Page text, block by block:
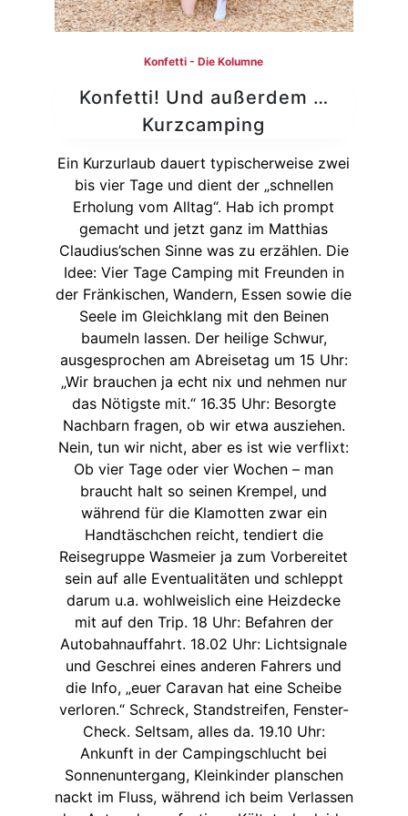
Konfetti - Die Kolumne
Konfetti! Und außerdem …
Kurzcamping
Ein Kurzurlaub dauert typischerweise zwei
bis vier Tage und dient der „schnellen
Erholung vom Alltag“. Hab ich prompt
gemacht und jetzt ganz im Matthias
Claudius’schen Sinne was zu erzählen. Die
Idee: Vier Tage Camping mit Freunden in
der Fränkischen, Wandern, Essen sowie die
Seele im Gleichklang mit den Beinen
baumeln lassen. Der heilige Schwur,
ausgesprochen am Abreisetag um 15 Uhr:
„Wir brauchen ja echt nix und nehmen nur
das Nötigste mit.“ 16.35 Uhr: Besorgte
Nachbarn fragen, ob wir etwa ausziehen.
Nein, tun wir nicht, aber es ist wie verflixt:
Ob vier Tage oder vier Wochen – man
braucht halt so seinen Krempel, und
während für die Klamotten zwar ein
Handtäschchen reicht, tendiert die
Reisegruppe Wasmeier ja zum Vorbereitet
sein auf alle Eventualitäten und schleppt
darum u.a. wohlweislich eine Heizdecke
mit auf den Trip. 18 Uhr: Befahren der
Autobahnauffahrt. 18.02 Uhr: Lichtsignale
und Geschrei eines anderen Fahrers und
die Info, „euer Caravan hat eine Scheibe
verloren.“ Schreck, Standstreifen, Fenster-
Check. Seltsam, alles da. 19.10 Uhr:
Ankunft in der Campingschlucht bei
Sonnenuntergang, Kleinkinder planschen
nackt im Fluss, während ich beim Verlassen